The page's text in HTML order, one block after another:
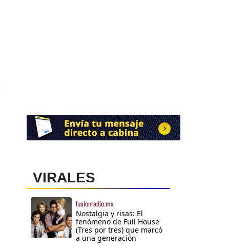
VIRALES
fusionradio.mx
Nostalgia y risas: El
fenómeno de Full House
(Tres por tres) que marcó
a una generación